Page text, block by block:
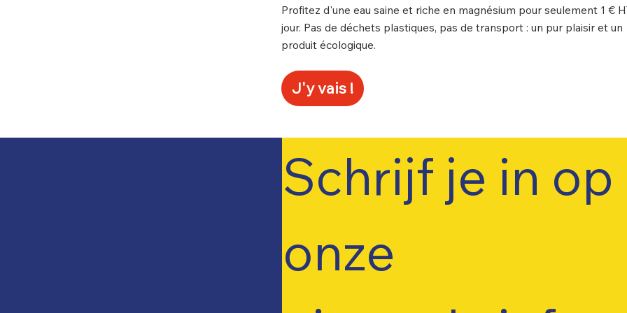
Profitez d'une eau saine et riche en magnésium pour seulement 1 €
jour. Pas de déchets plastiques, pas de transport : un pur plaisir et un
produit écologique.
J'y vais !
Schrijf je in op
onze